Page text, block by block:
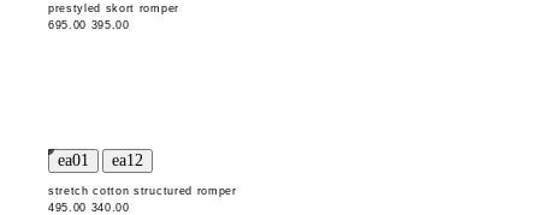
prestyled skort romper
695.00 395.00
stretch cotton structured romper
495.00 340.00